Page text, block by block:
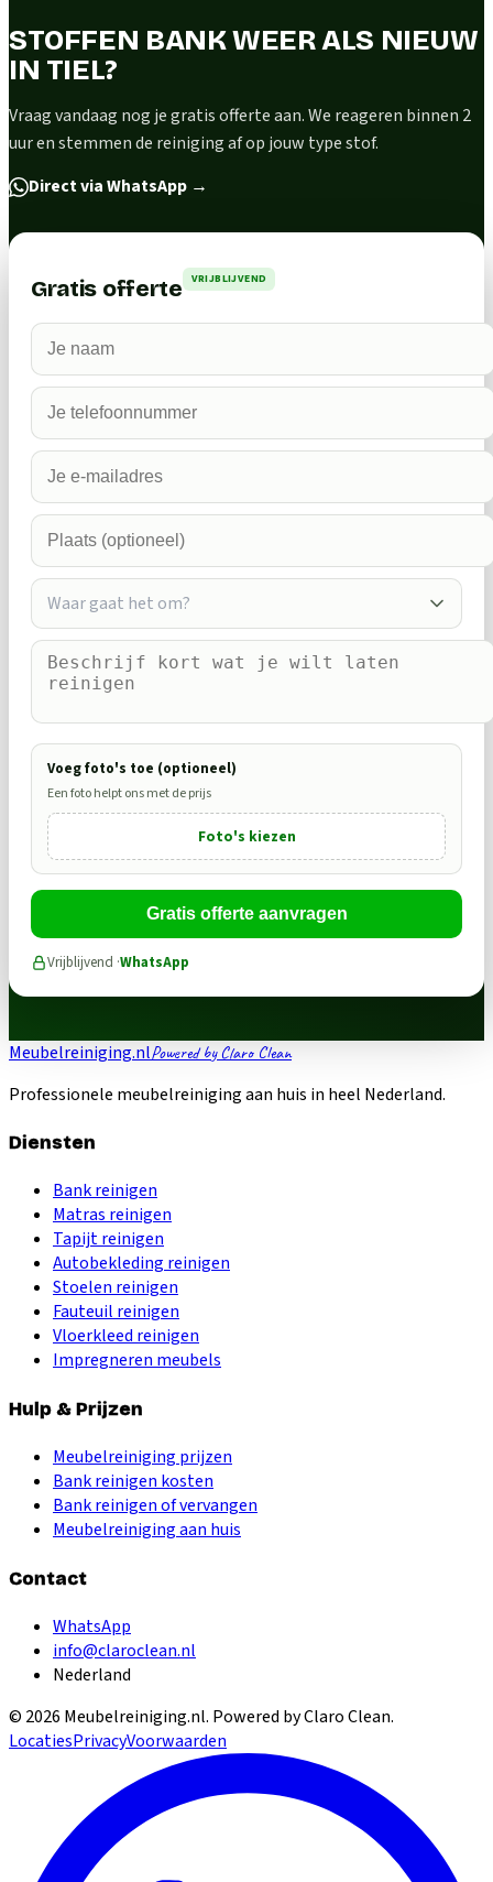
STOFFEN BANK WEER ALS NIEUW
IN TIEL?
Vraag vandaag nog je gratis offerte aan. We reageren binnen 2
uur en stemmen de reiniging af op jouw type stof.
Direct via WhatsApp →
Gratis offerte VRIJBLIJVEND
Waar gaat het om?
Voeg foto's toe (optioneel)
Een foto helpt ons met de prijs
Foto's kiezen
Gratis offerte aanvragen
Vrijblijvend ·WhatsApp
Meubelreiniging.nlPowered by Claro Clean
Professionele meubelreiniging aan huis in heel Nederland.
Diensten
Bank reinigen
Matras reinigen
Tapijt reinigen
Autobekleding reinigen
Stoelen reinigen
Fauteuil reinigen
Vloerkleed reinigen
Impregneren meubels
Hulp & Prijzen
Meubelreiniging prijzen
Bank reinigen kosten
Bank reinigen of vervangen
Meubelreiniging aan huis
Contact
WhatsApp
info@claroclean.nl
Nederland
© 2026 Meubelreiniging.nl. Powered by Claro Clean.
LocatiesPrivacyVoorwaarden